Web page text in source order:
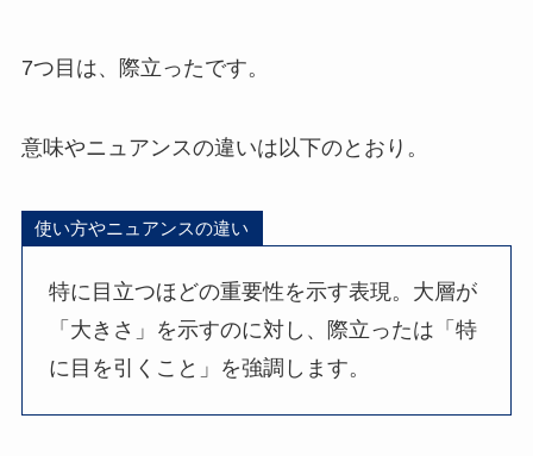
7つ目は、際立ったです。
意味やニュアンスの違いは以下のとおり。
使い方やニュアンスの違い
特に目立つほどの重要性を示す表現。大層が
「大きさ」を示すのに対し、際立ったは「特
に目を引くこと」を強調します。